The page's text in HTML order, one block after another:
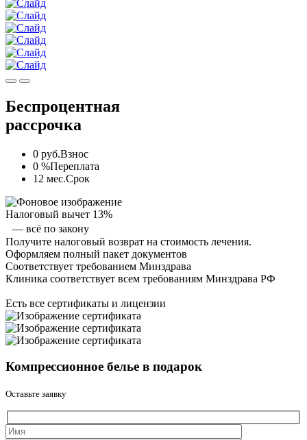
Беспроцентная
рассрочка
0 руб.Взнос
0 %Переплата
12 мес.Срок
Налоговый вычет 13%
— всё по закону
Получите налоговый возврат на стоимость лечения.
Оформляем полный пакет документов
Соответствует требованием Минздрава
Клиника соответствует всем требованиям Минздрава РФ
Есть все сертификаты и лицензии
Компрессионное белье в подарок
Оставьте заявку